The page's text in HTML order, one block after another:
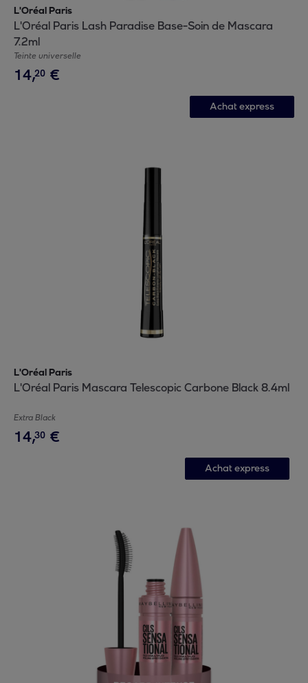
L'Oréal Paris
L'Oréal Paris Lash Paradise Base-Soin de Mascara
7.2ml
Teinte universelle
14,20 €
Achat express
L'Oréal Paris
L'Oréal Paris Mascara Telescopic Carbone Black 8.4ml
Extra Black
14,30 €
Achat express